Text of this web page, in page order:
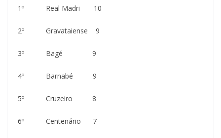
1º Real Madri 10
2º Gravataiense 9
3º Bagé 9
4º Barnabé 9
5º Cruzeiro 8
6º Centenário 7